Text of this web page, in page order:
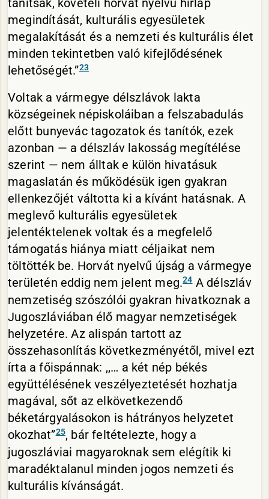
tanítsák, követeli horvát nyelvű hírlap
megindítását, kulturális egyesületek
megalakítását és a nemzeti és kulturális élet
minden tekintetben való kifejlődésének
lehetőségét.”23
Voltak a vármegye délszlávok lakta
községeinek népiskoláiban a felszabadulás
előtt bunyevác tagozatok és tanítók, ezek
azonban — a délszláv lakosság megítélése
szerint — nem álltak e külön hivatásuk
magaslatán és működésük igen gyakran
ellenkezőjét váltotta ki a kívánt hatásnak. A
meglevő kulturális egyesületek
jelentéktelenek voltak és a megfelelő
támogatás hiánya miatt céljaikat nem
töltötték be. Horvát nyelvű újság a vármegye
területén eddig nem jelent meg.24A délszláv
nemzetiség szószólói gyakran hivatkoznak a
Jugoszláviában élő magyar nemzetiségek
helyzetére. Az alispán tartott az
összehasonlítás következményétől, mivel ezt
írta a főispánnak: ,,… a két nép békés
együttélésének veszélyeztetését hozhatja
magával, sőt az elkövetkezendő
béketárgyalásokon is hátrányos helyzetet
okozhat”25, bár feltételezte, hogy a
jugoszláviai magyaroknak sem elégítik ki
maradéktalanul minden jogos nemzeti és
kulturális kívánságát.